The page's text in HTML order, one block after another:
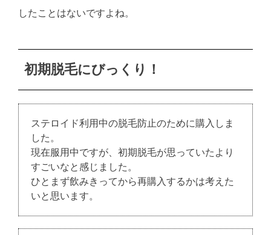
したことはないですよね。
初期脱毛にびっくり！
ステロイド利用中の脱毛防止のために購入しま
した。
現在服用中ですが、初期脱毛が思っていたより
すごいなと感じました。
ひとまず飲みきってから再購入するかは考えた
いと思います。